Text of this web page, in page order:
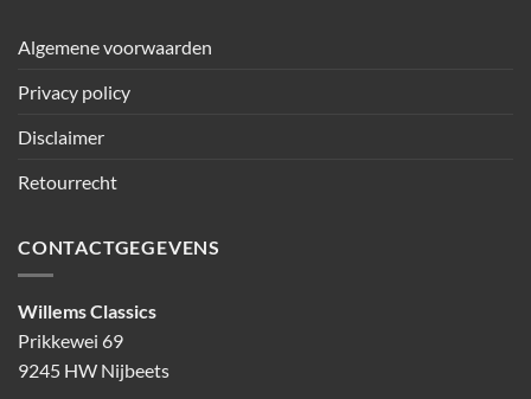
Algemene voorwaarden
Privacy policy
Disclaimer
Retourrecht
CONTACTGEGEVENS
Willems Classics
Prikkewei 69
9245 HW Nijbeets